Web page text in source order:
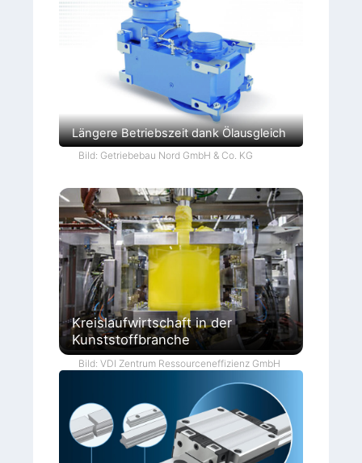
Längere Betriebszeit dank Ölausgleich
Bild: Getriebebau Nord GmbH & Co. KG
Kreislaufwirtschaft in der
Kunststoffbranche
Bild: VDI Zentrum Ressourceneffizienz GmbH